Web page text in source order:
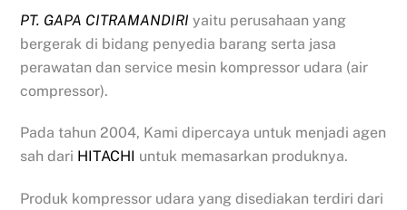
PT. GAPA CITRAMANDIRI yaitu perusahaan yang
bergerak di bidang penyedia barang serta jasa
perawatan dan service mesin kompressor udara (air
compressor).
Pada tahun 2004, Kami dipercaya untuk menjadi agen
sah dari HITACHI untuk memasarkan produknya.
Produk kompressor udara yang disediakan terdiri dari